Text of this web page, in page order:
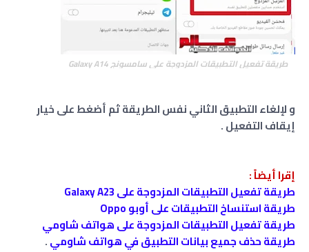
طريقة تفعيل التطبيقات المزدوجة على سامسونجGalaxy A14
و لإلغاء التطبيق الثاني نفس الطريقة ثم أضغط على خيار
إيقاف التفعيل .
إقرا أيضاً :
طريقة تفعيل التطبيقات المزدوجة على Galaxy A23
طريقة استنساخ التطبيقات على أوبو Oppo
طريقة تفعيل التطبيقات المزدوجة على هواتف شاومي
طريقة حذف جميع بيانات التطبيق في هواتف شاومي.